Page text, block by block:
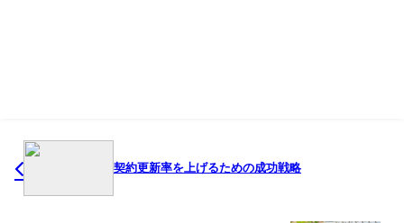
契約更新率を上げるための成功戦略